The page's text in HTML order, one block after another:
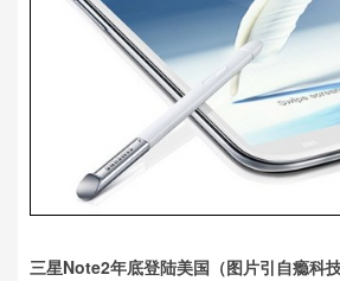
三星Note2年底登陆美国（图片引自瘾科技